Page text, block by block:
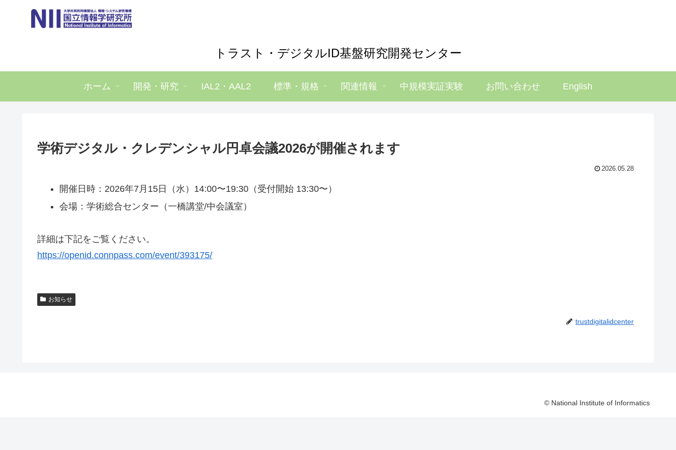
トラスト・デジタルID基盤研究開発センター
ホーム 開発・研究 IAL2・AAL2 標準・規格 関連情報 中規模実証実験 お問い合わせ English
学術デジタル・クレデンシャル円卓会議2026が開催されます
2026.05.28
開催日時：2026年7月15日（水）14:00〜19:30（受付開始 13:30〜）
会場：学術総合センター（一橋講堂/中会議室）
詳細は下記をご覧ください。
https://openid.connpass.com/event/393175/
お知らせ
trustdigitalidcenter
© National Institute of Informatics